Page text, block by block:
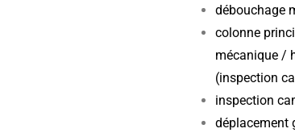
débouchage
colonne
mécanique /
(inspection
inspection
déplacement